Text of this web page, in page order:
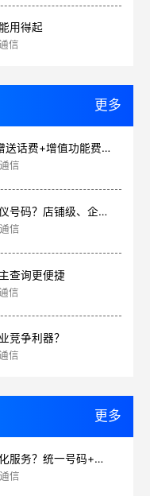
用得起
信
更多
400电话收费怎么算？预存话费+赠送话费+增值功能费透明实惠
信
400电话在线选号怎么快速挑到心仪号码？店铺级、企业级、集团级一次看清
信
查询更便捷
信
竞争利器？
信
更多
办理400电话怎么塑造品牌形象优化服务？统一号码+智能管理平台
信